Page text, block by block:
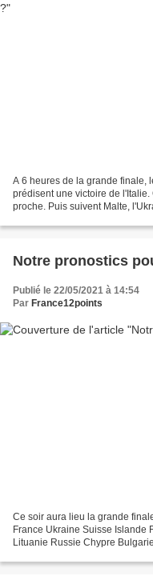
A 6 heures de la grande finale,
prédisent une victoire de
proche. Puis suivent Malte,
Notre pronostics
Publié le 22/05/2021 à 14:54
Par France12points
Ce soir aura lieu la grande
France Ukraine Suisse Islande
Lituanie Russie Chypre